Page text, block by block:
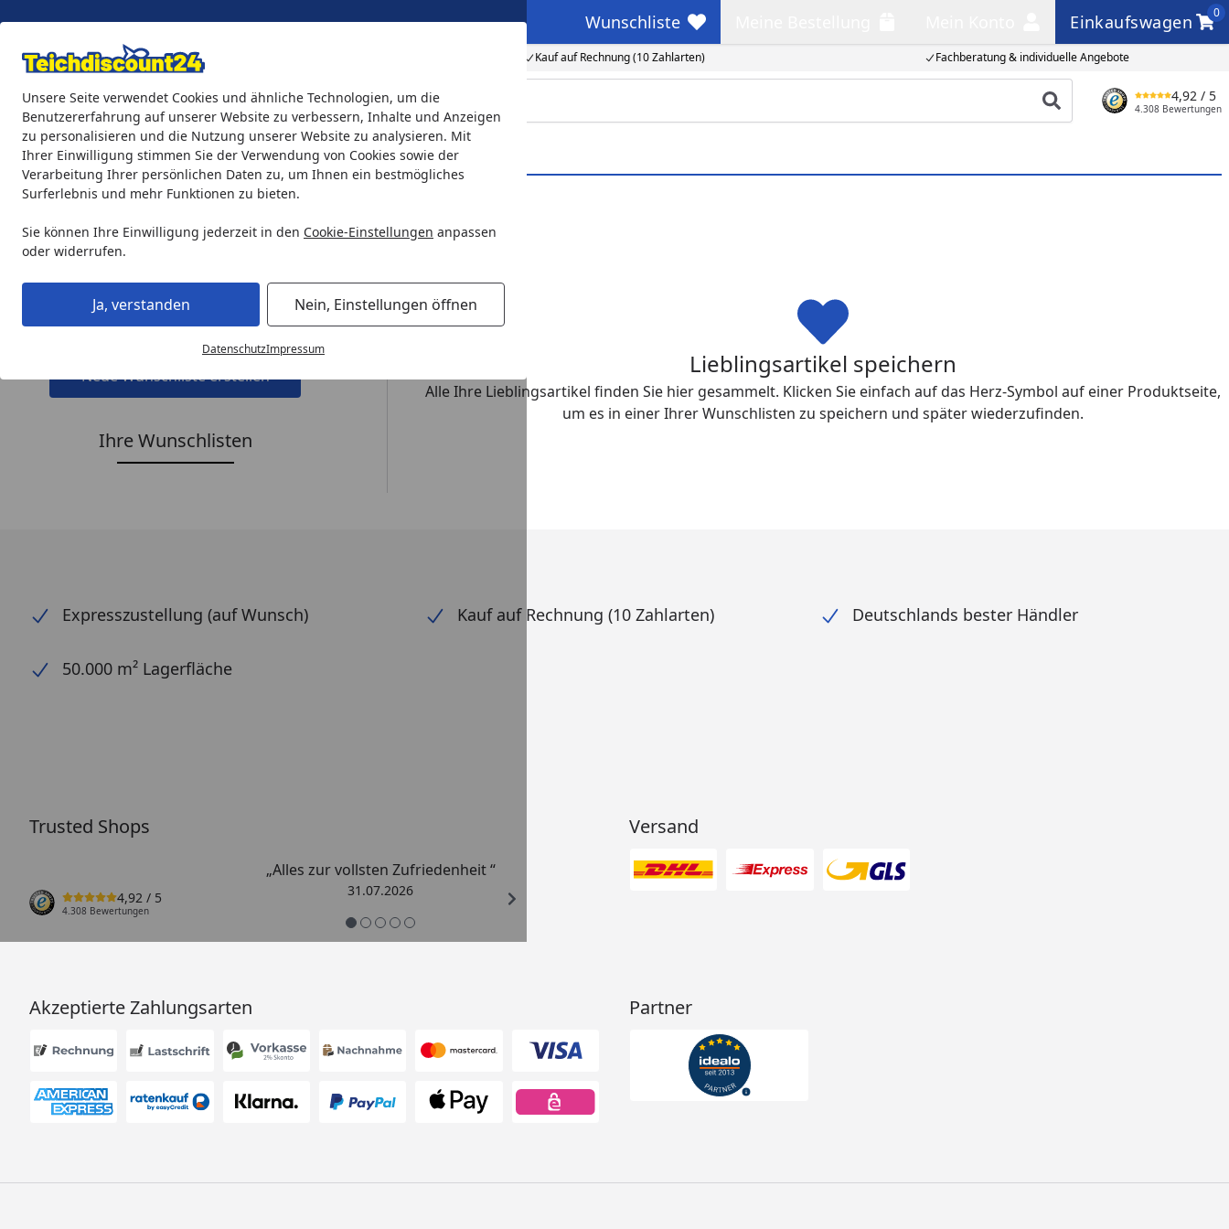
Unsere Seite verwendet Cookies und ähnliche Technologien, um die
Benutzererfahrung auf unserer Website zu verbessern, Inhalte und Anzeigen
zu personalisieren und die Nutzung unserer Website zu analysieren. Mit
Ihrer Einwilligung stimmen Sie der Verwendung von Cookies sowie der
Verarbeitung Ihrer persönlichen Daten zu, um Ihnen ein bestmögliches
Surferlebnis und mehr Funktionen zu bieten.
Sie können Ihre Einwilligung jederzeit in den Cookie-Einstellungen anpassen
oder widerrufen.
Ja, verstanden Nein, Einstellungen öffnen
DatenschutzImpressum
Eigene Montage-Teams Kauf auf Rechnung (10 Zahlarten) Fachberatung & individuelle Angebote
Wunschliste
Wunschliste Einkaufswagen
0
Einkaufswagen
Produkt suchen
4,92 / 5
4.308 Bewertungen
Teichprodukte Aquaristik Söll Teichpflege & Fischfutter
Übersicht Wunschlisten
Neue Wunschliste erstellen
Keine Eingabe erforderlich
Eingabe erforderlich
Neue Wunschliste erstellen *
Neue Wunschliste erstellen
Ihre Wunschlisten
Lieblingsartikel speichern
Alle Ihre Lieblingsartikel finden Sie hier gesammelt. Klicken Sie einfach auf das Herz-Symbol auf einer Produktseite,
um es in einer Ihrer Wunschlisten zu speichern und später wiederzufinden.
Expresszustellung (auf Wunsch) Kauf auf Rechnung (10 Zahlarten) Deutschlands bester Händler
50.000 m² Lagerfläche
Trusted Shops
4,92 / 5
4.308 Bewertungen
„Alles zur vollsten Zufriedenheit “
31.07.2026
Versand
Akzeptierte Zahlungsarten Partner